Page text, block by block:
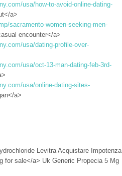
usa/how-to-avoid-online-dating-
a>
sacramento-women-seeking-men-
encounter</a>
usa/dating-profile-over-
usa/oct-13-man-dating-feb-3rd-
usa/online-dating-sites-
a>
Levitra Acquistare Impotenza
for sale</a> Uk Generic Propecia 5 Mg